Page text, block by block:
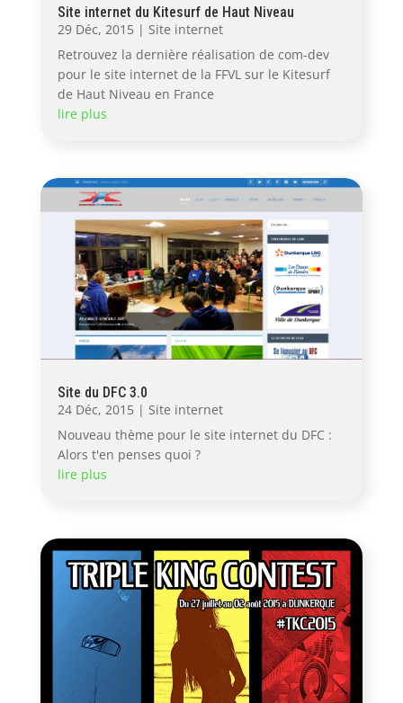
Site internet du Kitesurf de Haut Niveau
29 Déc, 2015 | Site internet
Retrouvez la dernière réalisation de com-dev
pour le site internet de la FFVL sur le Kitesurf
de Haut Niveau en France
lire plus
Site du DFC 3.0
24 Déc, 2015 | Site internet
Nouveau thème pour le site internet du DFC :
Alors t'en penses quoi ?
lire plus